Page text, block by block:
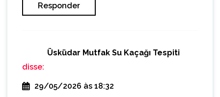
Responder
Üsküdar Mutfak Su Kaçağı Tespiti
disse:
29/05/2026 às 18:32